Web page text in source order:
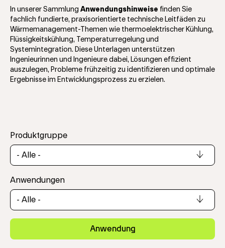
In unserer Sammlung Anwendungshinweise finden Sie
fachlich fundierte, praxisorientierte technische Leitfäden zu
Wärmemanagement-Themen wie thermoelektrischer Kühlung,
Flüssigkeitskühlung, Temperaturregelung und
Systemintegration. Diese Unterlagen unterstützen
Ingenieurinnen und Ingenieure dabei, Lösungen effizient
auszulegen, Probleme frühzeitig zu identifizieren und optimale
Ergebnisse im Entwicklungsprozess zu erzielen.
Produktgruppe
Anwendungen
Anwendung